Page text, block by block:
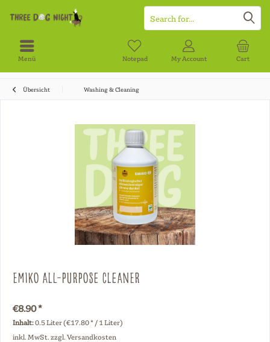
Menü Cart
Notepad My Account
Übersicht Washing & Cleaning
Emiko All-Purpose Cleaner
€8.90 *
Inhalt:0.5 Liter (€17.80 * / 1 Liter)
inkl. MwSt. zzgl. Versandkosten